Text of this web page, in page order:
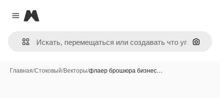
Close menu
Magnific
Поиск
Главная/Стоковый/Векторы/флаер брошюра бизнес…